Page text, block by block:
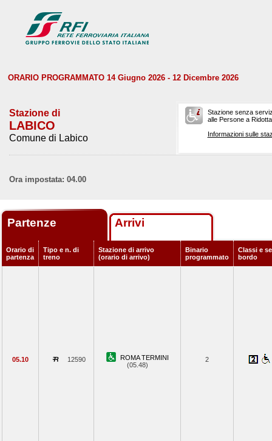
ORARIO PROGRAMMATO 14 Giugno 2026 - 12 Dicembre 2026
Stazione di
LABICO
Comune di Labico
Stazione senza
alle Persone a
Informazioni sulle
Ora impostata: 04.00
Partenze Arrivi
Orario di
partenza
Tipo e n. di
treno
Stazione di arrivo
(orario di arrivo)
Binario
programmato
Classi e
bordo
05.10 12590
ROMA TERMINI
(05.48)
2